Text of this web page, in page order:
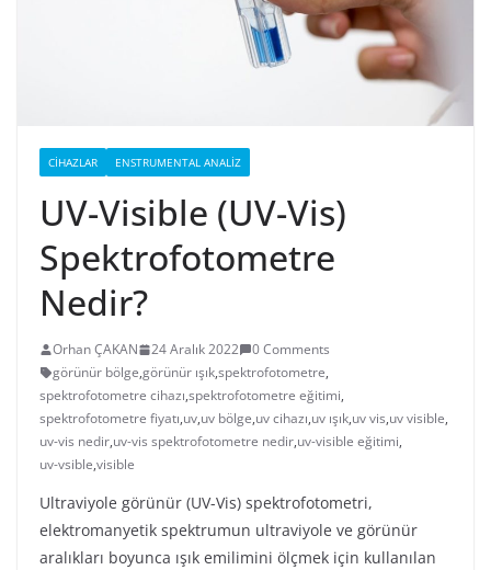
CIHAZLAR ENSTRUMENTAL ANALIZ
UV-Visible (UV-Vis)
Spektrofotometre
Nedir?
Orhan ÇAKAN 24 Aralık 2022
0 Comments
görünür bölge,görünür ışık,spektrofotometre,
spektrofotometre cihazı,spektrofotometre eğitimi,
spektrofotometre fiyatı,uv,uv bölge,uv cihazı,uv ışık,uv vis,uv visible,
uv-vis nedir,uv-vis spektrofotometre nedir,uv-visible eğitimi,
uv-vsible,visible
Ultraviyole görünür (UV-Vis) spektrofotometri,
elektromanyetik spektrumun ultraviyole ve görünür
aralıkları boyunca ışık emilimini ölçmek için kullanılan